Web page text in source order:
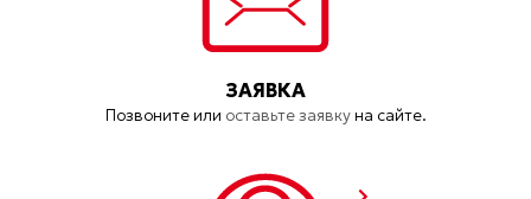
ЗАЯВКА
Позвоните или оставьте заявкуна сайте.